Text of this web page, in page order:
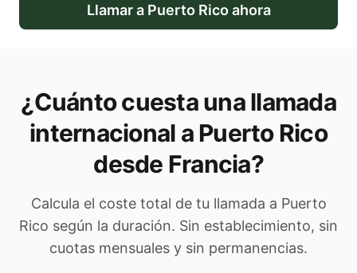
Llamar a Puerto Ricoahora
¿Cuánto cuesta una llamada
internacional aPuerto Rico
desde Francia?
Calcula el coste total de tu llamada a Puerto
Rico según la duración. Sin establecimiento, sin
cuotas mensuales y sin permanencias.